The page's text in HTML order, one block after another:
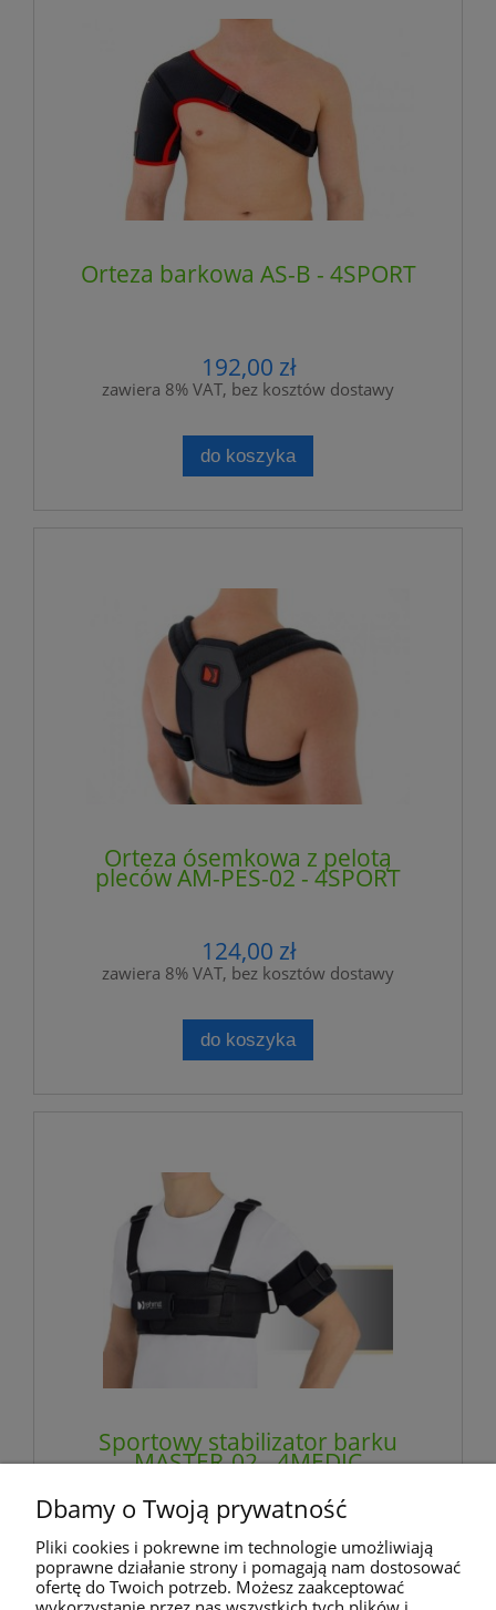
Orteza barkowa AS-B - 4SPORT
192,00 zł
zawiera 8% VAT, bez kosztów dostawy
do koszyka
Orteza ósemkowa z pelotą
pleców AM-PES-02 - 4SPORT
124,00 zł
zawiera 8% VAT, bez kosztów dostawy
do koszyka
Sportowy stabilizator barku
MASTER-02 - 4MEDIC
521,00 zł
zawiera 8% VAT, bez kosztów dostawy
Dbamy o Twoją prywatność
Pliki cookies i pokrewne im technologie umożliwiają
poprawne działanie strony i pomagają nam dostosować
ofertę do Twoich potrzeb. Możesz zaakceptować